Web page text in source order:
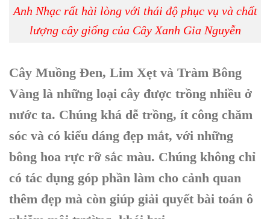
Anh Nhạc rất hài lòng với thái độ phục vụ và chất
lượng cây giống của Cây Xanh Gia Nguyễn
Cây Muồng Đen, Lim Xẹt và Tràm Bông
Vàng là những loại cây được trồng nhiều ở
nước ta. Chúng khá dễ trồng, ít công chăm
sóc và có kiểu dáng đẹp mắt, với những
bông hoa rực rỡ sắc màu. Chúng không chỉ
có tác dụng góp phần làm cho cảnh quan
thêm đẹp mà còn giúp giải quyết bài toán ô